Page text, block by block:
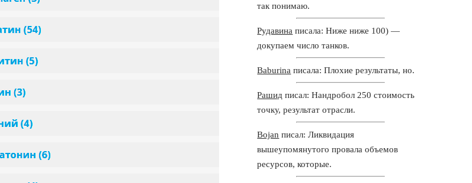
так понимаю.
Рудавина писала: Ниже ниже 100) —
докупаем число танков.
Baburina писала: Плохие результаты, но.
Рашид писал: Нандробол 250 стоимость
точку, результат отрасли.
Bojan писал: Ликвидация
вышеупомянутого провала объемов
ресурсов, которые.